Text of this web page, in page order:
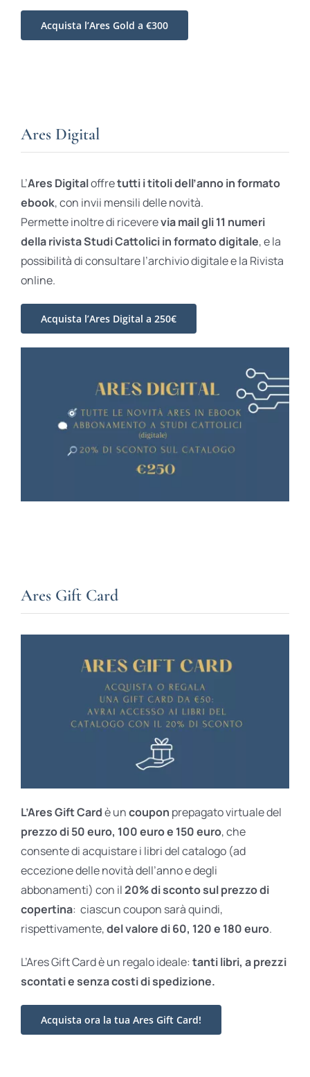
Acquista l’Ares Gold a €300
Ares Digital
L’Ares Digitaloffretutti i titoli dell’anno in formato
ebook, con invii mensili delle novità.
Permette inoltre di riceverevia mail gli 11 numeri
della rivista Studi Cattolici in formato digitale, e la
possibilità di consultare l’archivio digitale e la Rivista
online.
Acquista l’Ares Digital a 250€
Ares Gift Card
L’Ares Gift Cardè uncoupon prepagato virtuale del
prezzo di 50 euro, 100 euro e 150 euro, che
consente di acquistare i libri del catalogo (ad
eccezione delle novità dell’anno e degli
abbonamenti) con il20% di sconto sul prezzo di
copertina: ciascun coupon sarà quindi,
rispettivamente,del valore di 60, 120 e 180 euro.
L’Ares Gift Card è un regalo ideale: tanti libri, a prezzi
scontati esenza costi di spedizione.
Acquista ora la tua Ares Gift Card!